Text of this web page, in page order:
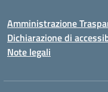
Amministrazione
Dichiarazione di
Note legali